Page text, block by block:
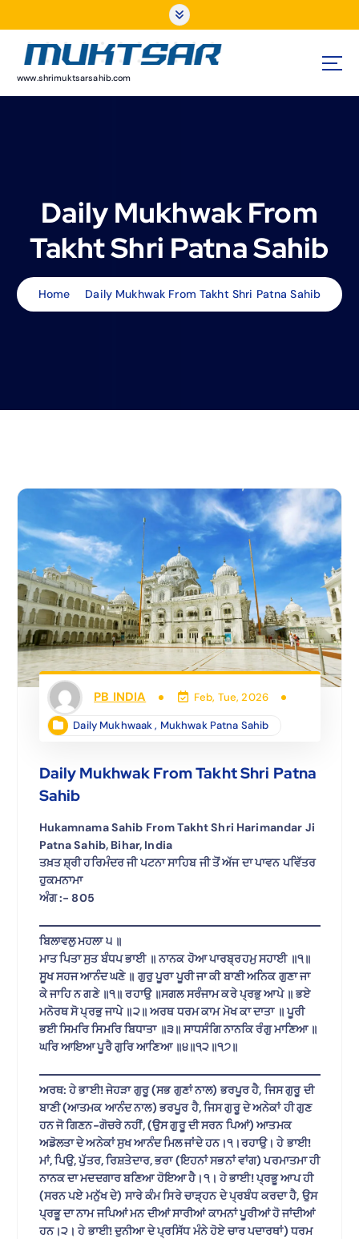
o
www.shrimuktsarsahib.com
Daily Mukhwak From
Takht Shri Patna Sahib
Home Daily Mukhwak From Takht Shri Patna Sahib
PB INDIA Feb, Tue, 2026
Daily Mukhwaak, Mukhwak Patna Sahib
Daily Mukhwak From Takht Shri Patna
Sahib
Hukamnama Sahib From Takht Shri Harimandar Ji
Patna Sahib, Bihar, India
ਤਖ਼ਤ ਸ਼੍ਰੀ ਹਰਿਮੰਦਰ ਜੀ ਪਟਨਾ ਸਾਹਿਬ ਜੀ ਤੋਂ ਅੱਜ ਦਾ ਪਾਵਨ ਪਵਿੱਤਰ
ਹੁਕਮਨਾਮਾ
ਅੰਗ :- 805
ਬਿਲਾਵਲੁ ਮਹਲਾ ੫ ॥
ਮਾਤ ਪਿਤਾ ਸੁਤ ਬੰਧਪ ਭਾਈ ॥ ਨਾਨਕ ਹੋਆ ਪਾਰਬ੍ਰਹਮੁ ਸਹਾਈ ॥੧॥
ਸੂਖ ਸਹਜ ਆਨੰਦ ਘਣੇ ॥ ਗੁਰੁ ਪੂਰਾ ਪੂਰੀ ਜਾ ਕੀ ਬਾਣੀ ਅਨਿਕ ਗੁਣਾ ਜਾ
ਕੇ ਜਾਹਿ ਨ ਗਣੇ ॥੧॥ ਰਹਾਉ ॥ਸਗਲ ਸਰੰਜਾਮ ਕਰੇ ਪ੍ਰਭੁ ਆਪੇ ॥ ਭਏ
ਮਨੋਰਥ ਸੋ ਪ੍ਰਭੁ ਜਾਪੇ ॥੨॥ ਅਰਥ ਧਰਮ ਕਾਮ ਮੋਖ ਕਾ ਦਾਤਾ ॥ ਪੂਰੀ
ਭਈ ਸਿਮਰਿ ਸਿਮਰਿ ਬਿਧਾਤਾ ॥੩॥ ਸਾਧਸੰਗਿ ਨਾਨਕਿ ਰੰਗੁ ਮਾਣਿਆ ॥
ਘਰਿ ਆਇਆ ਪੂਰੈ ਗੁਰਿ ਆਣਿਆ ॥੪॥੧੨॥੧੭॥
ਅਰਥ: ਹੇ ਭਾਈ! ਜੇਹੜਾ ਗੁਰੂ (ਸਭ ਗੁਣਾਂ ਨਾਲ) ਭਰਪੂਰ ਹੈ, ਜਿਸ ਗੁਰੂ ਦੀ
ਬਾਣੀ (ਆਤਮਕ ਆਨੰਦ ਨਾਲ) ਭਰਪੂਰ ਹੈ, ਜਿਸ ਗੁਰੂ ਦੇ ਅਨੇਕਾਂ ਹੀ ਗੁਣ
ਹਨ ਜੋ ਗਿਣਨ-ਗੋਚਰੇ ਨਹੀਂ, (ਉਸ ਗੁਰੂ ਦੀ ਸਰਨ ਪਿਆਂ) ਆਤਮਕ
ਅਡੋਲਤਾ ਦੇ ਅਨੇਕਾਂ ਸੁਖ ਆਨੰਦ ਮਿਲ ਜਾਂਦੇ ਹਨ।੧।ਰਹਾਉ। ਹੇ ਭਾਈ!
ਮਾਂ, ਪਿਉ, ਪੁੱਤਰ, ਰਿਸ਼ਤੇਦਾਰ, ਭਰਾ (ਇਹਨਾਂ ਸਭਨਾਂ ਵਾਂਗ) ਪਰਮਾਤਮਾ ਹੀ
ਨਾਨਕ ਦਾ ਮਦਦਗਾਰ ਬਣਿਆ ਹੋਇਆ ਹੈ।੧। ਹੇ ਭਾਈ! ਪ੍ਰਭੂ ਆਪ ਹੀ
(ਸਰਨ ਪਏ ਮਨੁੱਖ ਦੇ) ਸਾਰੇ ਕੰਮ ਸਿਰੇ ਚਾੜ੍ਹਨ ਦੇ ਪ੍ਰਬੰਧ ਕਰਦਾ ਹੈ, ਉਸ
ਪ੍ਰਭੂ ਦਾ ਨਾਮ ਜਪਿਆਂ ਮਨ ਦੀਆਂ ਸਾਰੀਆਂ ਕਾਮਨਾਂ ਪੂਰੀਆਂ ਹੋ ਜਾਂਦੀਆਂ
ਹਨ।੨। ਹੇ ਭਾਈ! ਦੁਨੀਆ ਦੇ ਪ੍ਰਸਿੱਧ ਮੰਨੇ ਹੋਏ ਚਾਰ ਪਦਾਰਥਾਂ) ਧਰਮ